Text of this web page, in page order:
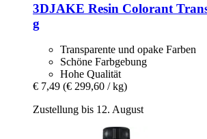
3DJAKE Resin Colorant
g
Transparente und opake Farben
Schöne Farbgebung
Hohe Qualität
€ 7,49 (€ 299,60 / kg)
Zustellung bis 12. August